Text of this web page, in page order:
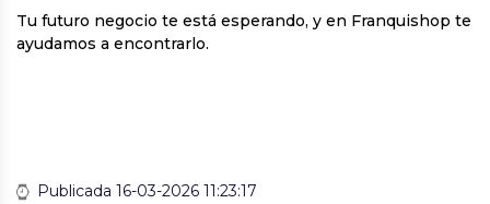
Tu futuro negocio te está esperando, y en Franquishop te
ayudamos a encontrarlo.
Publicada 16-03-2026 11:23:17